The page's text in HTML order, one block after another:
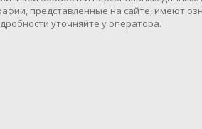
представленные на сайте, имеют
уточняйте у оператора.